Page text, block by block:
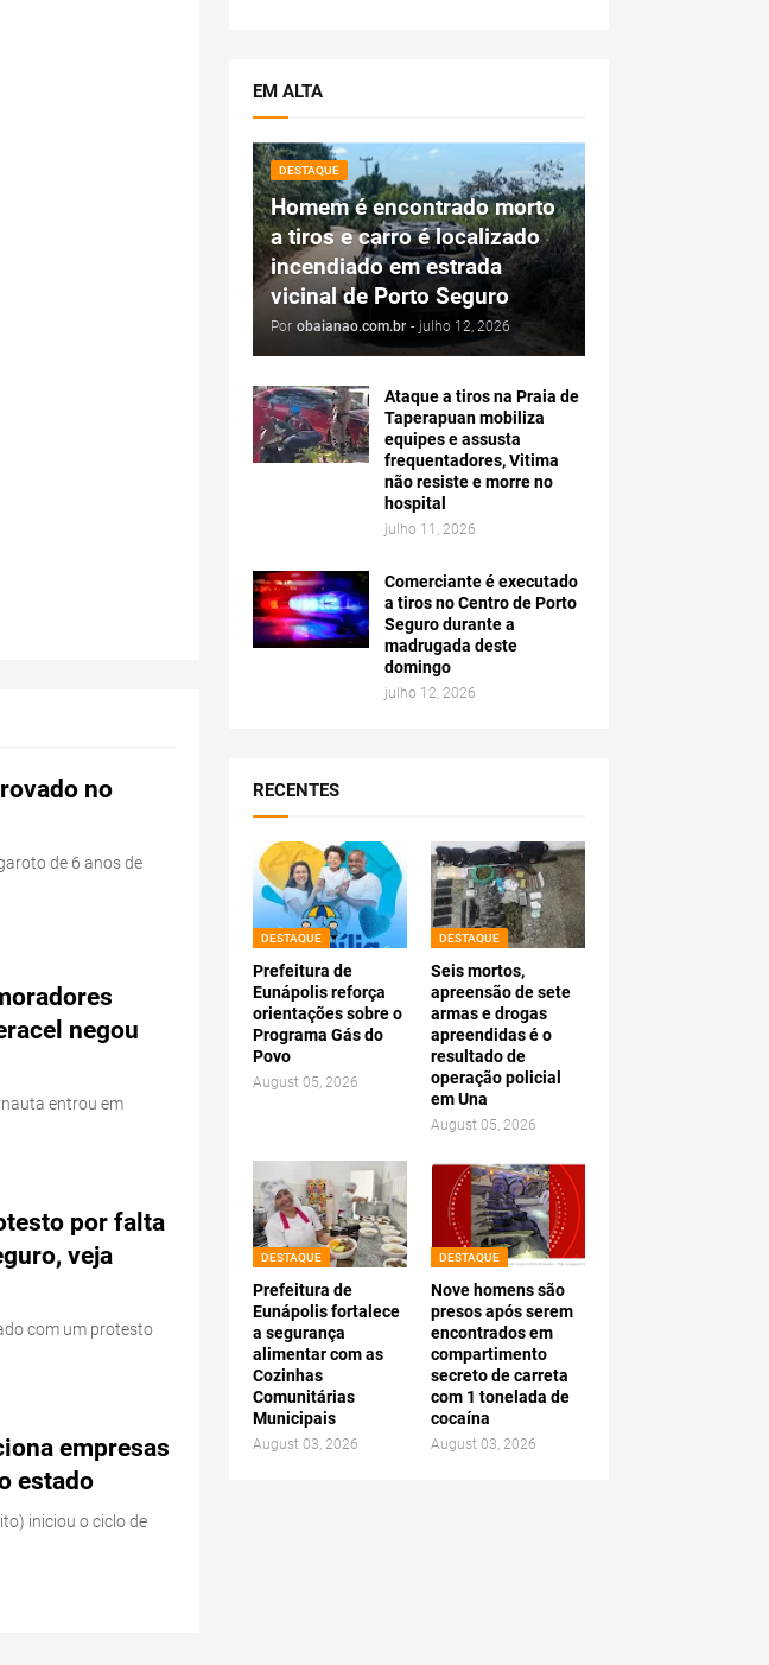
no
de 6 anos de
negou
entrou em
por falta
veja
com um protesto
empresas
estado
iniciou o ciclo de
EM ALTA
DESTAQUE
Homem é encontrado morto
a tiros e carro é localizado
incendiado em estrada
vicinal de Porto Seguro
Por obaianao.com.br - julho 12, 2026
Ataque a tiros na Praia de
Taperapuan mobiliza
equipes e assusta
frequentadores, Vitima
não resiste e morre no
hospital
julho 11, 2026
Comerciante é executado
a tiros no Centro de Porto
Seguro durante a
madrugada deste
domingo
julho 12, 2026
RECENTES
DESTAQUE
Prefeitura de
Eunápolis reforça
orientações sobre o
Programa Gás do
Povo
August 05, 2026
DESTAQUE
Seis mortos,
apreensão de sete
armas e drogas
apreendidas é o
resultado de
operação policial
em Una
August 05, 2026
DESTAQUE
Prefeitura de
Eunápolis fortalece
a segurança
alimentar com as
Cozinhas
Comunitárias
Municipais
August 03, 2026
DESTAQUE
Nove homens são
presos após serem
encontrados em
compartimento
secreto de carreta
com 1 tonelada de
cocaína
August 03, 2026